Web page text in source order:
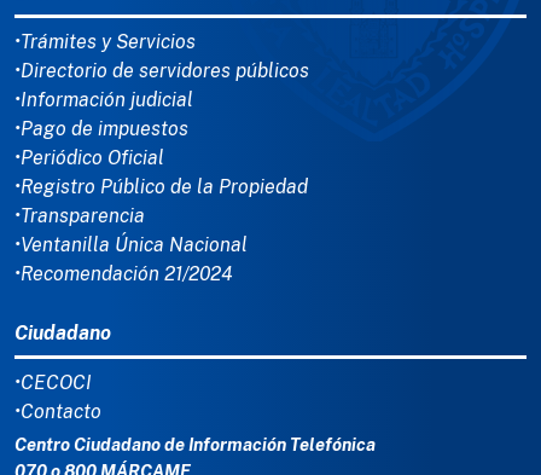
•Trámites y Servicios
•Directorio de servidores públicos
•Información judicial
•Pago de impuestos
•Periódico Oficial
•Registro Público de la Propiedad
•Transparencia
•Ventanilla Única Nacional
•Recomendación 21/2024
Ciudadano
•CECOCI
•Contacto
Centro Ciudadano de Información Telefónica